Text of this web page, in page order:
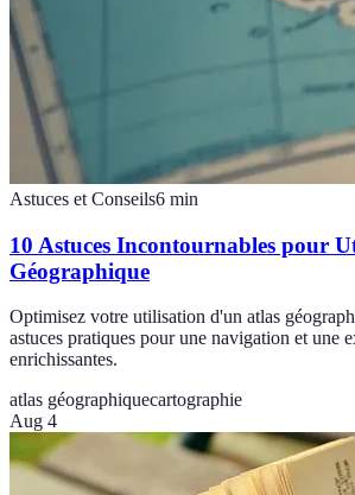
Astuces et Conseils6 min
10 Astuces Incontournables pour
Géographique
Optimisez votre utilisation d'un atlas
astuces pratiques pour une navigation et une
enrichissantes.
atlas géographiquecartographie
Aug 4